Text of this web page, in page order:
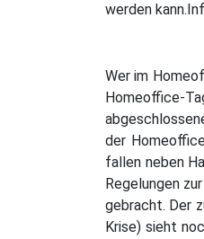
werden
Wer im
Homeoffice-
der
fallen neben
Regelungen
gebracht. Der
Krise) sieht